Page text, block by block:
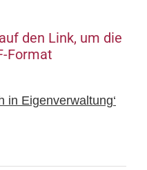
den Link, um die
Format
in Eigenverwaltung‘